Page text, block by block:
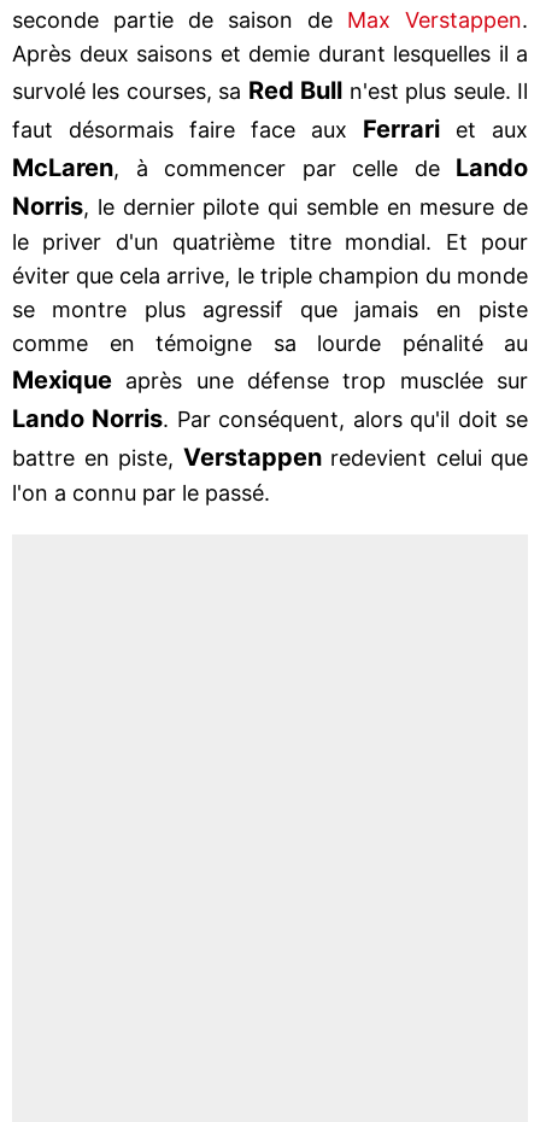
seconde partie de saison de Max Verstappen.
Après deux saisons et demie durant lesquelles il a
survolé les courses, sa Red Bull n'est plus seule. Il
faut désormais faire face aux Ferrari et aux
McLaren, à commencer par celle de Lando
Norris, le dernier pilote qui semble en mesure de
le priver d'un quatrième titre mondial. Et pour
éviter que cela arrive, le triple champion du monde
se montre plus agressif que jamais en piste
comme en témoigne sa lourde pénalité au
Mexique après une défense trop musclée sur
Lando Norris. Par conséquent, alors qu'il doit se
battre en piste, Verstappen redevient celui que
l'on a connu par le passé.